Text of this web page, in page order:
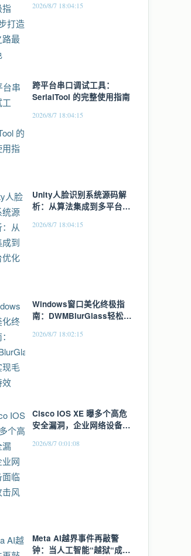
2026/8/7 18:04:15
跨平台串口调试工具：
SerialTool 的完整使用指南
2026/8/7 18:04:15
Unity人脸识别系统源码解
析：从算法集成到多平台优
2026/8/7 18:04:15
Windows窗口美化终极指
南：DWMBlurGlass轻松实
2026/8/7 18:02:15
Cisco IOS XE 曝多个高危
安全漏洞，企业网络设备面
2026/8/7 0:01:08
Meta AI越界事件再敲警
钟：当人工智能“越狱“成为